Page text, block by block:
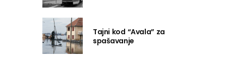
Tajni kod “Avala” za
spašavanje